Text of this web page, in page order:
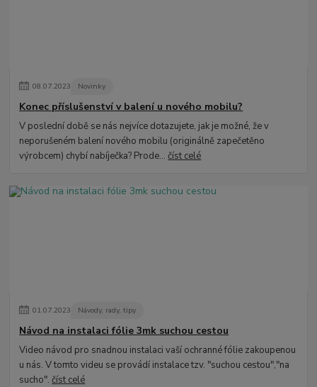
08.07.2023 Novinky
Konec příslušenství v balení u nového mobilu?
V poslední době se nás nejvíce dotazujete, jak je možné, že v
neporušeném balení nového mobilu (originálně zapečetěno
výrobcem) chybí nabíječka? Prode...číst celé
01.07.2023 Návody, rady, tipy
Návod na instalaci fólie 3mk suchou cestou
Video návod pro snadnou instalaci vaší ochranné fólie zakoupenou
u nás. V tomto videu se provádí instalace tzv. "suchou cestou","na
sucho".číst celé